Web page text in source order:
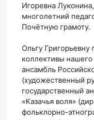
Игоревна
многолетний
Почётную грамоту.
Ольгу
коллективы
ансамбль
(художественный
государственный
«Казачья воля»
фольклорно-